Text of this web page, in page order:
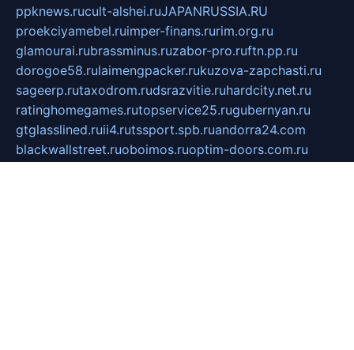
ppknews.rucult-alshei.ruJAPANRUSSIA.RU
proekciyamebel.ruimper-finans.rurim.org.ru
glamourai.rubrassminus.ruzabor-pro.ruftn.pp.ru
dorogoe58.rulaimengpacker.rukuzova-zapchasti.ru
sageerp.rutaxodrom.rudsrazvitie.ruhardcity.net.ru
ratinghomegames.rutopservice25.rugubernyan.ru
gtglasslined.ruii4.rutssport.spb.ruandorra24.com
blackwallstreet.ruoboimos.ruoptim-doors.com.ru